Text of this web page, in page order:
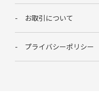
お取引について
プライバシーポリシー